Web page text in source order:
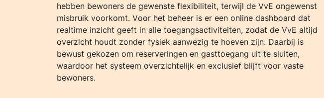
hebben bewoners de gewenste flexibiliteit, terwijl de VvE ongewenst
misbruik voorkomt. Voor het beheer is er een online dashboard dat
realtime inzicht geeft in alle toegangsactiviteiten, zodat de VvE altijd
overzicht houdt zonder fysiek aanwezig te hoeven zijn. Daarbij is
bewust gekozen om reserveringen en gasttoegang uit te sluiten,
waardoor het systeem overzichtelijk en exclusief blijft voor vaste
bewoners.